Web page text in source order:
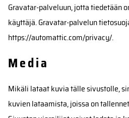
Gravatar-palveluun, jotta tiedetään
käyttäjä. Gravatar-palvelun
https://automattic.com/privacy/.
Media
Mikäli lataat kuvia tälle sivustolle,
kuvien lataamista, joissa on